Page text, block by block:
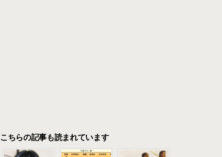
こちらの記事も読まれています